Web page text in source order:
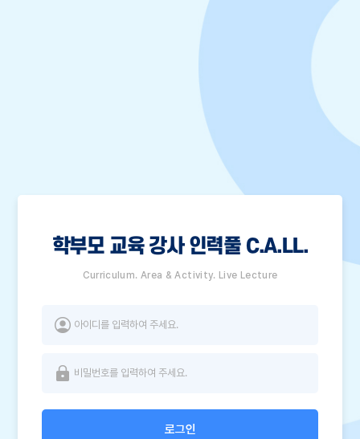
학부모 교육 강사 인력풀 C.A.LL.
Curriculum. Area & Activity. Live Lecture
로그인